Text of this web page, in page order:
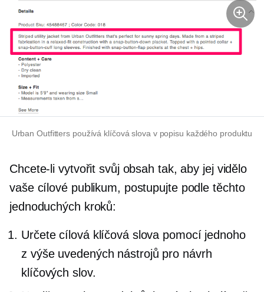
Urban Outfitters používá klíčová slova v popisu každého produktu
Chcete-li vytvořit svůj obsah tak, aby jej vidělo
vaše cílové publikum, postupujte podle těchto
jednoduchých kroků:
Určete cílová klíčová slova pomocí jednoho
z výše uvedených nástrojů pro návrh
klíčových slov.